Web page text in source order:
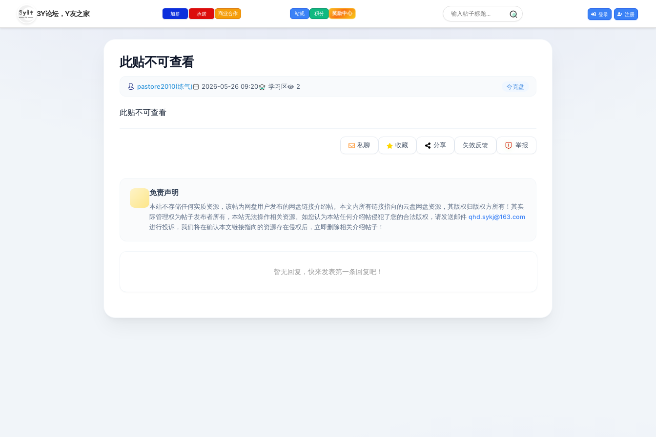
3Y论坛，Y友之家 加群 承诺 商业合作 站规 积分 奖励中心 登录 注册
此贴不可查看
pastore2010(练气) 2026-05-26 09:20 学习区 2 夸克盘
此贴不可查看
私聊 收藏 分享 失效反馈 举报
免责声明
本站不存储任何实质资源，该帖为网盘用户发布的网盘链接介绍帖。本文内所有链接指向的云盘网盘资源，其版权归版权方所有！其实
际管理权为帖子发布者所有，本站无法操作相关资源。如您认为本站任何介绍帖侵犯了您的合法版权，请发送邮件 qhd.sykj@163.com
进行投诉，我们将在确认本文链接指向的资源存在侵权后，立即删除相关介绍帖子！
暂无回复，快来发表第一条回复吧！